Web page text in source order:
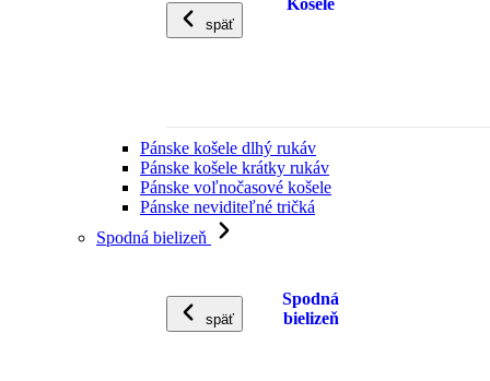
späť
Košele
Pánske košele dlhý rukáv
Pánske košele krátky rukáv
Pánske voľnočasové košele
Pánske neviditeľné tričká
Spodná bielizeň
späť
Spodná
bielizeň